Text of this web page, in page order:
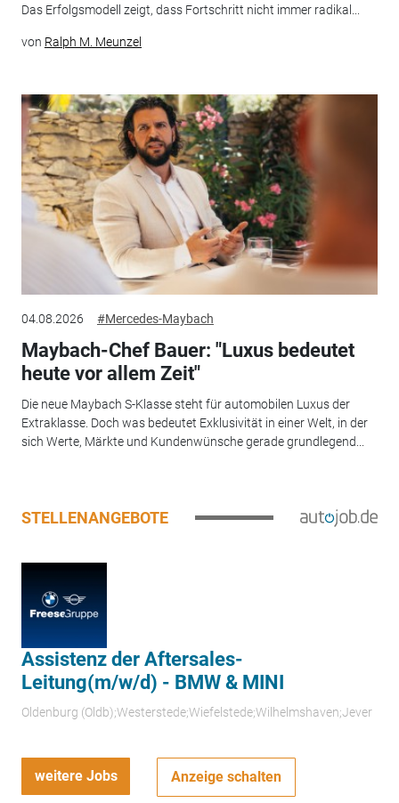
Das Erfolgsmodell zeigt, dass Fortschritt nicht immer radikal...
von Ralph M. Meunzel
04.08.2026 #Mercedes-Maybach
Maybach-Chef Bauer: "Luxus bedeutet
heute vor allem Zeit"
Die neue Maybach S-Klasse steht für automobilen Luxus der
Extraklasse. Doch was bedeutet Exklusivität in einer Welt, in der
sich Werte, Märkte und Kundenwünsche gerade grundlegend...
STELLENANGEBOTE
Assistenz der Aftersales-
Leitung(m/w/d) - BMW & MINI
Oldenburg (Oldb);Westerstede;Wiefelstede;Wilhelmshaven;Jever
weitere Jobs Anzeige schalten